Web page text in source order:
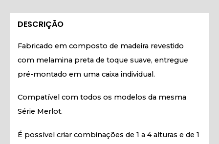
DESCRIÇÃO
Fabricado em composto de madeira revestido
com melamina preta de toque suave, entregue
pré-montado em uma caixa individual.
Compatível com todos os modelos da mesma
Série Merlot.
É possível criar combinações de 1 a 4 alturas e de 1